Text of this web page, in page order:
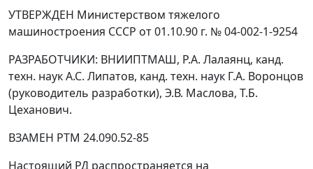
УТВЕРЖДЕН Министерством тяжелого
машиностроения СССР от 01.10.90 г. № 04-002-1-9254
РАЗРАБОТЧИКИ: ВНИИПТМАШ, Р.А. Лалаянц, канд.
техн. наук А.С. Липатов, канд. техн. наук Г.А. Воронцов
(руководитель разработки), Э.В. Маслова, Т.Б.
Цеханович.
ВЗАМЕН РТМ 24.090.52-85
Настоящий РД распространяется на